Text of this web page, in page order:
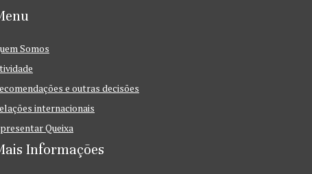
Somos
e outras decisões
internacionais
Queixa
Informações